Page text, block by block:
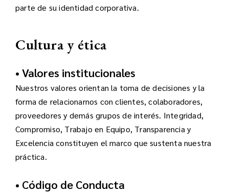
parte de su identidad corporativa.
Cultura y ética
• Valores institucionales
Nuestros valores orientan la toma de decisiones y la
forma de relacionarnos con clientes, colaboradores,
proveedores y demás grupos de interés. Integridad,
Compromiso, Trabajo en Equipo, Transparencia y
Excelencia constituyen el marco que sustenta nuestra
práctica.
• Código de Conducta